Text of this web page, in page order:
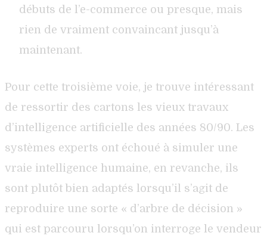
débuts de l’e-commerce ou presque, mais
rien de vraiment convaincant jusqu’à
maintenant.
Pour cette troisième voie, je trouve intéressant
de ressortir des cartons les vieux travaux
d’intelligence artificielle des années 80/90. Les
systèmes experts ont échoué à simuler une
vraie intelligence humaine, en revanche, ils
sont plutôt bien adaptés lorsqu’il s’agit de
reproduire une sorte « d’arbre de décision »
qui est parcouru lorsqu’on interroge le vendeur